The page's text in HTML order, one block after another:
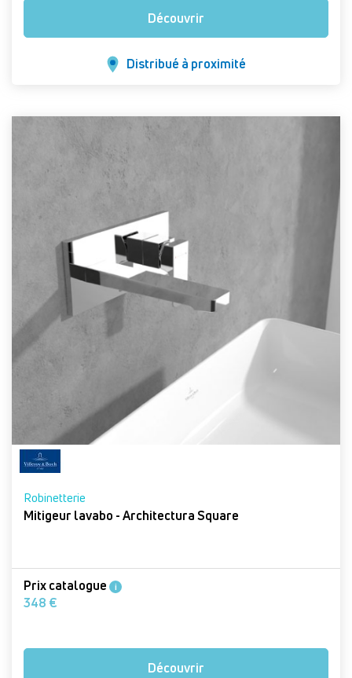
Découvrir
Distribué à proximité
Robinetterie
Mitigeur lavabo - Architectura Square
Prix catalogue i
348 €
Découvrir